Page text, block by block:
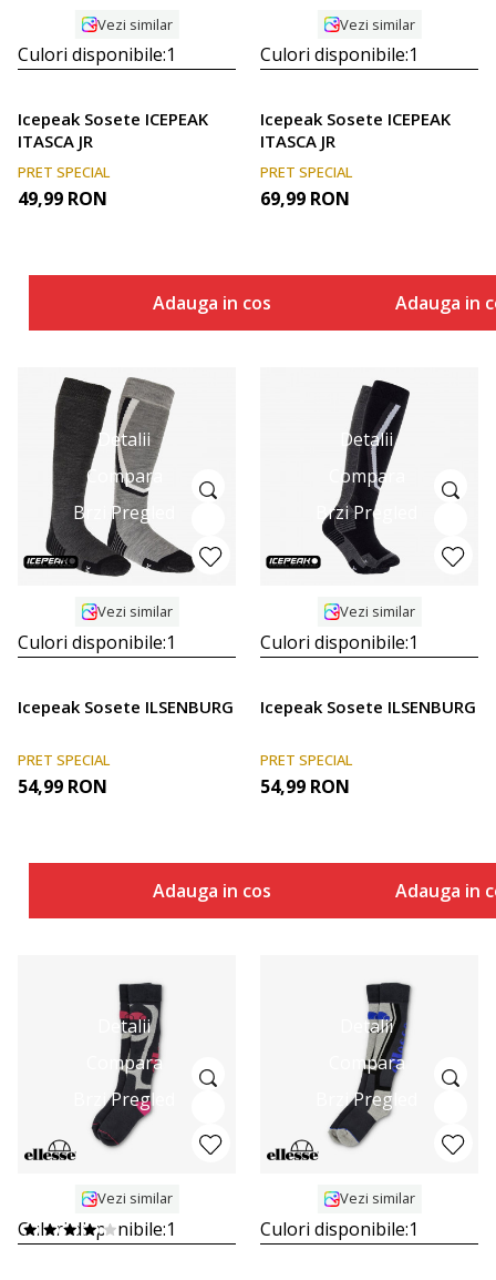
Vezi similar
Culori disponibile:1
Icepeak Sosete ICEPEAK
ITASCA JR
PRET SPECIAL
49,99 RON
Adauga in cos
Vezi similar
Culori disponibile:1
Icepeak Sosete ICEPEAK
ITASCA JR
PRET SPECIAL
69,99 RON
Adauga in
Detalii
Compara
Brzi Pregled
Vezi similar
Culori disponibile:1
Icepeak Sosete ILSENBURG
PRET SPECIAL
54,99 RON
Adauga in cos
Detalii
Compara
Brzi Pregled
Vezi similar
Culori disponibile:1
Icepeak Sosete ILSENBURG
PRET SPECIAL
54,99 RON
Adauga in
Detalii
Compara
Brzi Pregled
Vezi similar
Culori disponibile:1
Detalii
Compara
Brzi Pregled
Vezi similar
Culori disponibile:1